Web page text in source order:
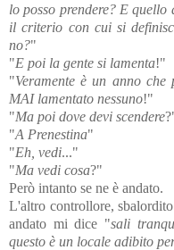
lo posso prendere? E
il criterio con cui si
no?"
"E poi la gente si lamenta!"
"Veramente è un anno
MAI lamentato nessuno!"
"Ma poi dove devi scendere
"A Prenestina"
"Eh, vedi..."
"Ma vedi cosa?"
Però intanto se ne è andato.
L'altro controllore,
andato mi dice "sali
questo è un locale adibito